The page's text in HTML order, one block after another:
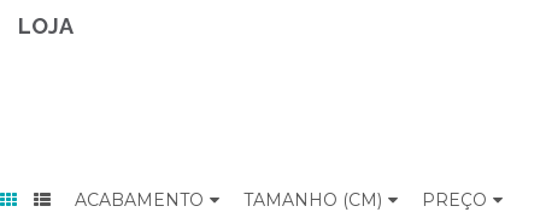
LOJA
ACABAMENTO TAMANHO (CM) PREÇO